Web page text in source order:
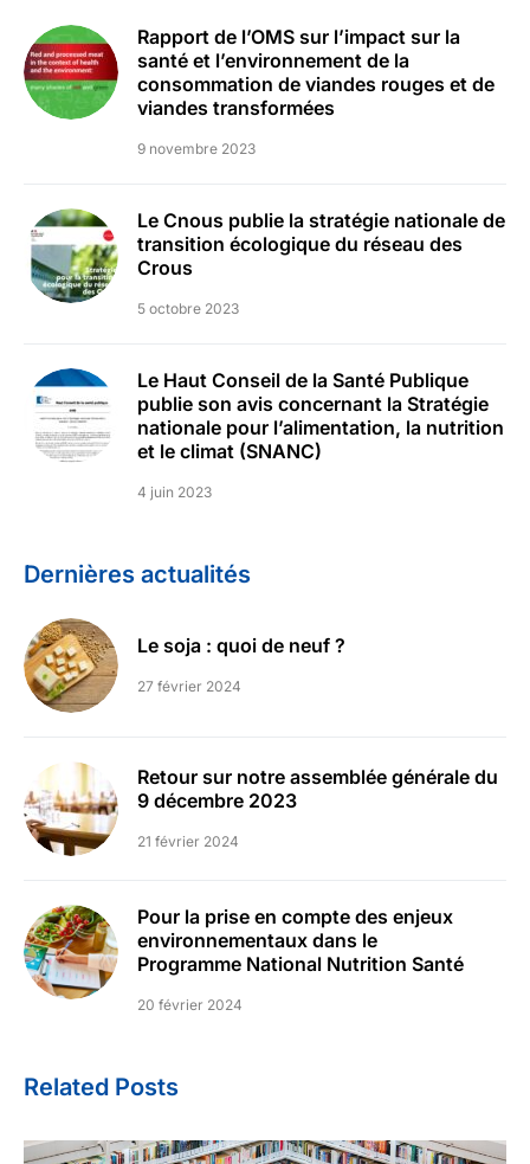
Rapport de l’OMS sur l’impact sur la
santé et l’environnement de la
consommation de viandes rouges et de
viandes transformées
9 novembre 2023
Le Cnous publie la stratégie nationale de
transition écologique du réseau des
Crous
5 octobre 2023
Le Haut Conseil de la Santé Publique
publie son avis concernant la Stratégie
nationale pour l’alimentation, la nutrition
et le climat (SNANC)
4 juin 2023
Dernières actualités
Le soja : quoi de neuf ?
27 février 2024
Retour sur notre assemblée générale du
9 décembre 2023
21 février 2024
Pour la prise en compte des enjeux
environnementaux dans le
Programme National Nutrition Santé
20 février 2024
Related Posts